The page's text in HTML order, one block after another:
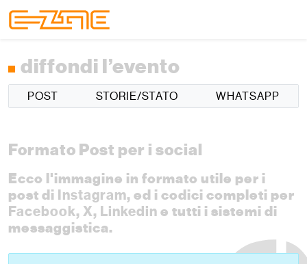
diffondi l’evento
POST STORIE/STATO WHATSAPP
Formato Post per i social
Ecco l'immagine in formato utile per i
post di Instagram, ed i codici completi per
Facebook, X, Linkedin e tutti i sistemi di
messaggistica.